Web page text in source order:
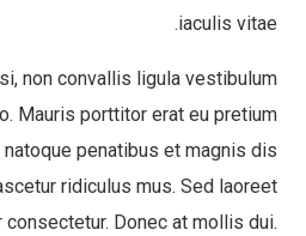
iaculis vitae.
non convallis ligula vestibulum
Mauris porttitor erat eu pretium
penatibus et magnis dis
ridiculus mus. Sed laoreet
Donec at mollis dui.